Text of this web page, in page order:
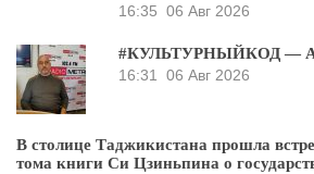
16:35 06 Авг 2026
#КУЛЬТУРНЫЙКОД —
16:31
06 Авг 2026
В столице Таджикистана прошла
тома книги Си Цзиньпина о